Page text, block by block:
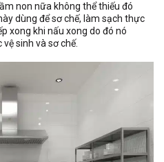
non nữa không thể thiếu đó
dùng để sơ chế, làm sạch thực
xong khi nấu xong do đó nó
sinh và sơ chế.